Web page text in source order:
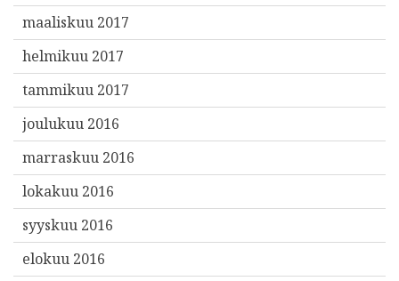
maaliskuu 2017
helmikuu 2017
tammikuu 2017
joulukuu 2016
marraskuu 2016
lokakuu 2016
syyskuu 2016
elokuu 2016